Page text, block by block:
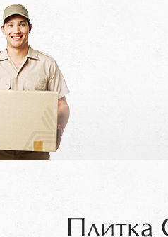
Плитка